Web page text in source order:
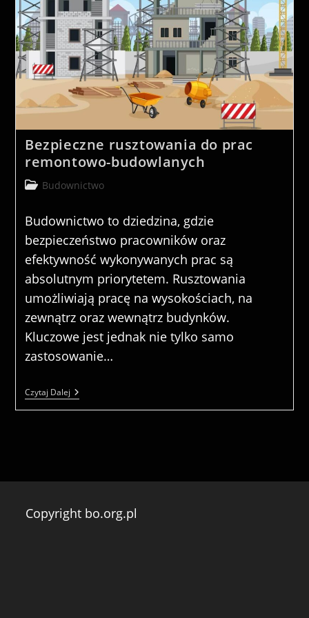
Bezpieczne rusztowania do prac
remontowo-budowlanych
PostBudownictwo
Budownictwo to dziedzina, gdzie
bezpieczeństwo pracowników oraz
efektywność wykonywanych prac są
absolutnym priorytetem. Rusztowania
umożliwiają pracę na wysokościach, na
zewnątrz oraz wewnątrz budynków.
Kluczowe jest jednak nie tylko samo
zastosowanie…
Czytaj DalejBezpieczne
Rusztowania
Do
Copyright bo.org.pl